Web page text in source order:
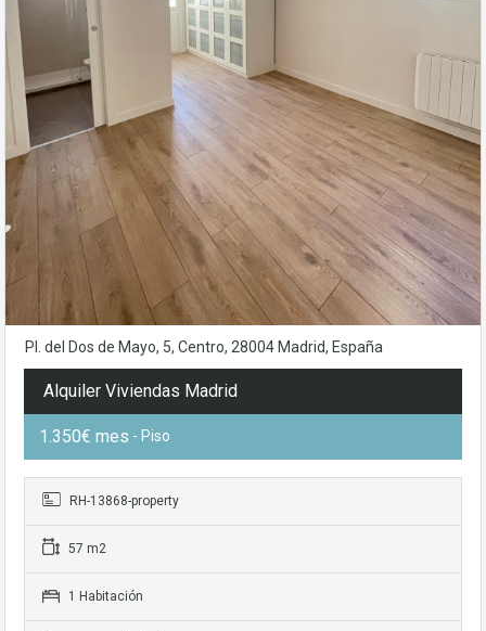
Pl. del Dos de Mayo, 5, Centro, 28004 Madrid, España
Alquiler Viviendas Madrid
1.350€ mes - Piso
RH-13868-property
57 m2
1 Habitación